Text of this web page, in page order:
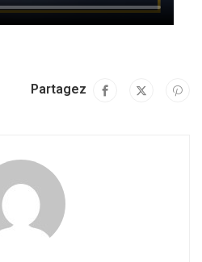
Partagez